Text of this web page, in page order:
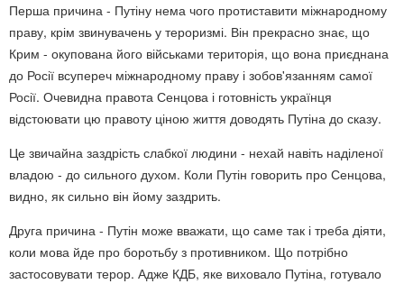
Перша причина - Путіну нема чого протиставити міжнародному
праву, крім звинувачень у тероризмі. Він прекрасно знає, що
Крим - окупована його військами територія, що вона приєднана
до Росії всупереч міжнародному праву і зобов'язанням самої
Росії. Очевидна правота Сенцова і готовність українця
відстоювати цю правоту ціною життя доводять Путіна до сказу.
Це звичайна заздрість слабкої людини - нехай навіть наділеної
владою - до сильного духом. Коли Путін говорить про Сенцова,
видно, як сильно він йому заздрить.
Друга причина - Путін може вважати, що саме так і треба діяти,
коли мова йде про боротьбу з противником. Що потрібно
застосовувати терор. Адже КДБ, яке виховало Путіна, готувало